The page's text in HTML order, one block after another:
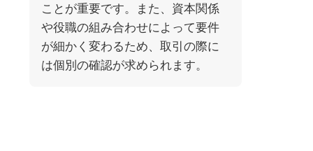
ことが重要です。また、資本関係
や役職の組み合わせによって要件
が細かく変わるため、取引の際に
は個別の確認が求められます。